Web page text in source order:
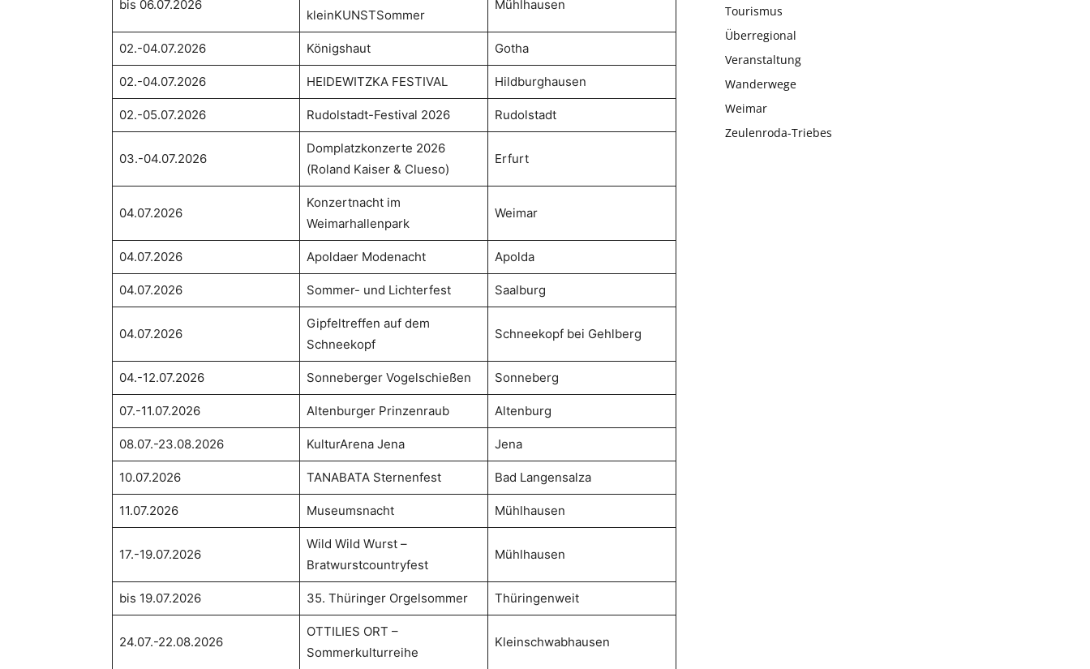
bis 06.07.2026
kleinKUNSTSommer
Mühlhausen
02.-04.07.2026 Königshaut Gotha
02.-04.07.2026 HEIDEWITZKA FESTIVAL Hildburghausen
02.-05.07.2026 Rudolstadt-Festival 2026 Rudolstadt
03.-04.07.2026
Domplatzkonzerte 2026
(Roland Kaiser & Clueso)
Erfurt
04.07.2026
Konzertnacht im
Weimarhallenpark
Weimar
04.07.2026 Apoldaer Modenacht Apolda
04.07.2026 Sommer- und Lichterfest Saalburg
04.07.2026
Gipfeltreffen auf dem
Schneekopf
Schneekopf bei Gehlberg
04.-12.07.2026 Sonneberger Vogelschießen Sonneberg
07.-11.07.2026 Altenburger Prinzenraub Altenburg
08.07.-23.08.2026 KulturArena Jena Jena
10.07.2026 TANABATA Sternenfest Bad Langensalza
11.07.2026 Museumsnacht Mühlhausen
17.-19.07.2026
Wild Wild Wurst –
Bratwurstcountryfest
Mühlhausen
bis 19.07.2026 35. Thüringer Orgelsommer Thüringenweit
24.07.-22.08.2026
OTTILIES ORT –
Sommerkulturreihe
Kleinschwabhausen
Tourismus
Überregional
Veranstaltung
Wanderwege
Weimar
Zeulenroda-Triebes